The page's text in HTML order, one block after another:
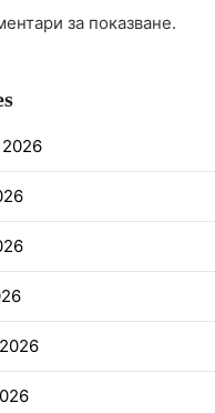
за показване.
2026